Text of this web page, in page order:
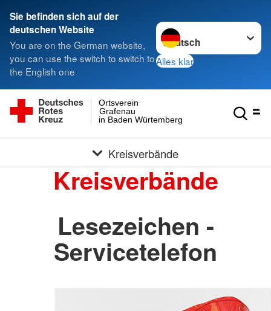
Sie befinden sich auf der
deutschen Website
You are on the German website,
you can use the switch to switch to
the English one
Sprache wechseln zu
Alles klar
in Baden Würtemberg
Grafenau
Ortsverein
Kreisverbände
Kreisverbände
Lesezeichen -
Servicetelefon